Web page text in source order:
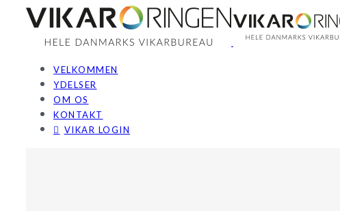
Skip
to
content
VELKOMMEN
YDELSER
OM OS
KONTAKT
VIKAR LOGIN